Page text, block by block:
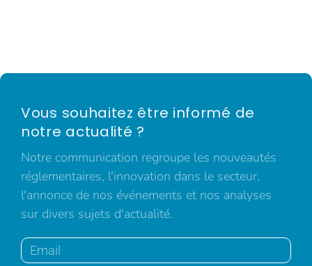
Vous souhaitez être informé de
notre actualité ?
Notre communication regroupe les nouveautés
réglementaires, l'innovation dans le secteur,
l'annonce de nos événements et nos analyses
sur divers sujets d'actualité.